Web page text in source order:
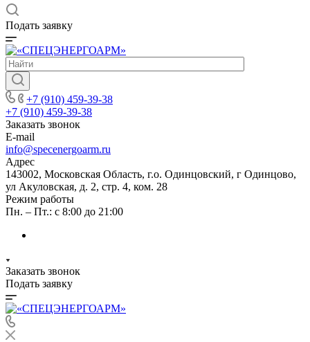
Подать заявку
+7 (910) 459-39-38
+7 (910) 459-39-38
Заказать звонок
E-mail
info@specenergoarm.ru
Адрес
143002, Московская Область, г.о. Одинцовский, г Одинцово,
ул Акуловская, д. 2, стр. 4, ком. 28
Режим работы
Пн. – Пт.: с 8:00 до 21:00
Заказать звонок
Подать заявку